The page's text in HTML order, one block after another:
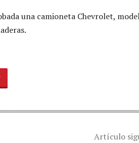
una camioneta Chevrolet,
Artículo